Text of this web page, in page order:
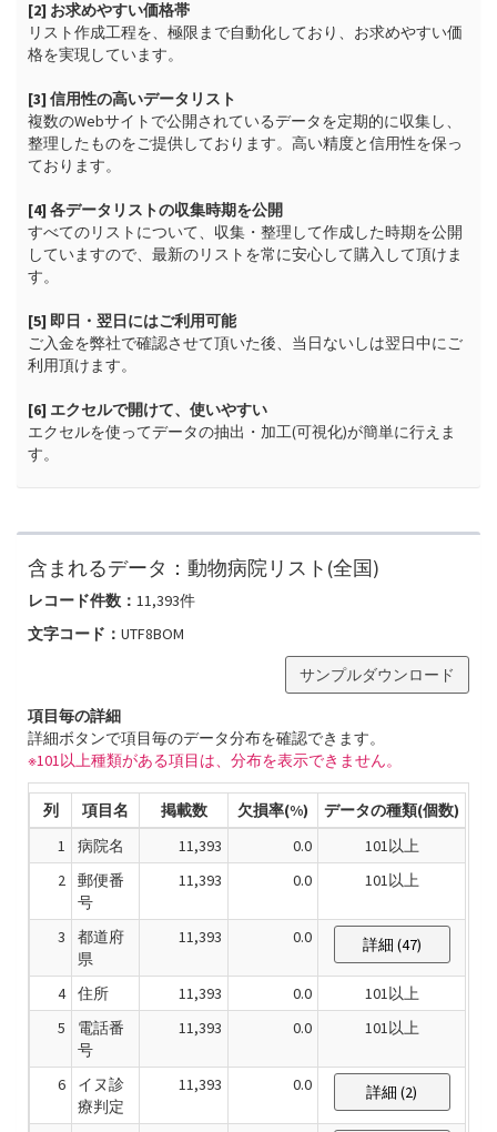
[2] お求めやすい価格帯
リスト作成工程を、極限まで自動化しており、お求めやすい価
格を実現しています。
[3] 信用性の高いデータリスト
複数のWebサイトで公開されているデータを定期的に収集し、
整理したものをご提供しております。高い精度と信用性を保っ
ております。
[4] 各データリストの収集時期を公開
すべてのリストについて、収集・整理して作成した時期を公開
していますので、最新のリストを常に安心して購入して頂けま
す。
[5] 即日・翌日にはご利用可能
ご入金を弊社で確認させて頂いた後、当日ないしは翌日中にご
利用頂けます。
[6] エクセルで開けて、使いやすい
エクセルを使ってデータの抽出・加工(可視化)が簡単に行えま
す。
含まれるデータ： 動物病院リスト(全国)
レコード件数： 11,393件
文字コード： UTF8BOM
サンプルダウンロード
項目毎の詳細
詳細ボタンで項目毎のデータ分布を確認できます。
※101以上種類がある項目は、分布を表示できません。
列 項目名 掲載数 欠損率(%)
データの種類(個数)
1
病院名 11,393 0.0
101以上
2
郵便番
号
11,393 0.0 101以上
3
都道府
県
11,393 0.0 詳細 (47)
4 住所 11,393 0.0
101以上
5
電話番
号
11,393 0.0 101以上
6
イヌ診
療判定
11,393 0.0 詳細 (2)